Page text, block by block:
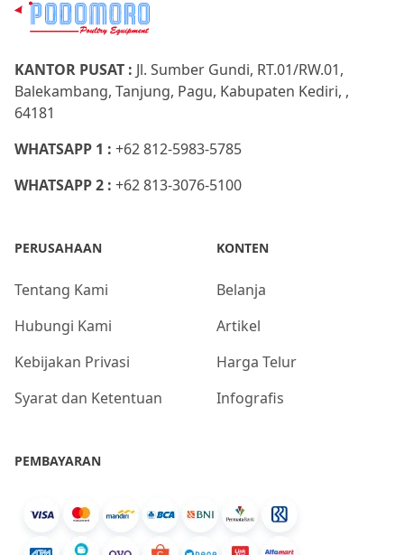
KANTOR PUSAT : Jl. Sumber Gundi, RT.01/RW.01,
Balekambang, Tanjung, Pagu, Kabupaten Kediri, ,
64181
WHATSAPP 1 : +62 812-5983-5785
WHATSAPP 2 : +62 813-3076-5100
PERUSAHAAN
Tentang Kami
Hubungi Kami
Kebijakan Privasi
Syarat dan Ketentuan
KONTEN
Belanja
Artikel
Harga Telur
Infografis
PEMBAYARAN